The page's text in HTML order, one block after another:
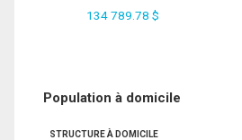
134 789.78 $
Population à domicile
STRUCTURE À DOMICILE